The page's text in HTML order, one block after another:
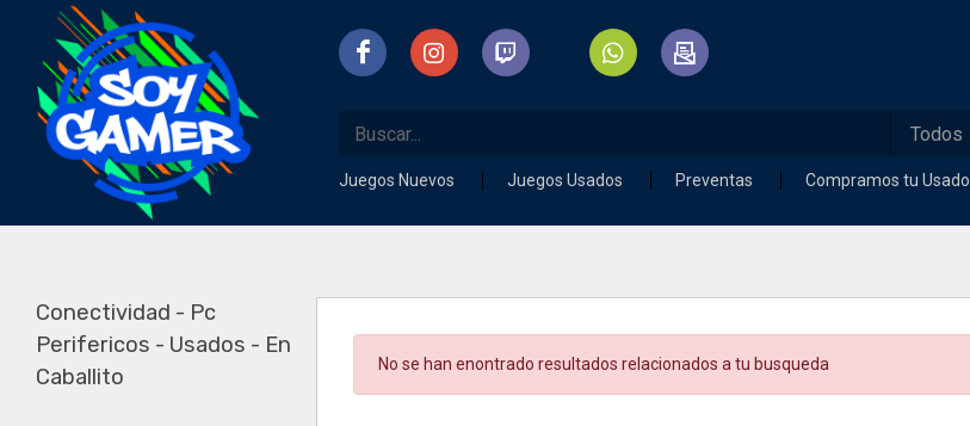
Juegos Nuevos Juegos Usados Preventas Compramos tu Usado
Conectividad - Pc
Perifericos - Usados - En
Caballito
No se han enontrado resultados relacionados a tu busqueda